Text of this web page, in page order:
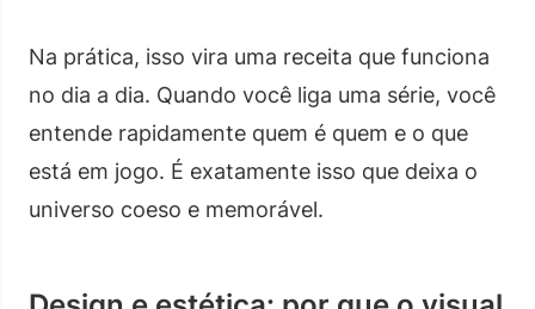
Na prática, isso vira uma receita que funciona
no dia a dia. Quando você liga uma série, você
entende rapidamente quem é quem e o que
está em jogo. É exatamente isso que deixa o
universo coeso e memorável.